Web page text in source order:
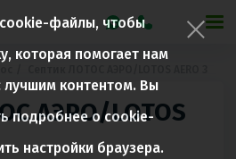
АЭРО/LOTOS
файлы, чтобы
которая помогает нам
лучшим контентом. Вы
подробнее о cookie-
настройки браузера.